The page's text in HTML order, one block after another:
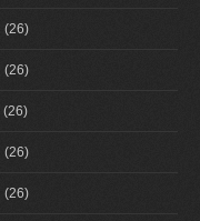
(26)
(26)
(26)
(26)
(26)